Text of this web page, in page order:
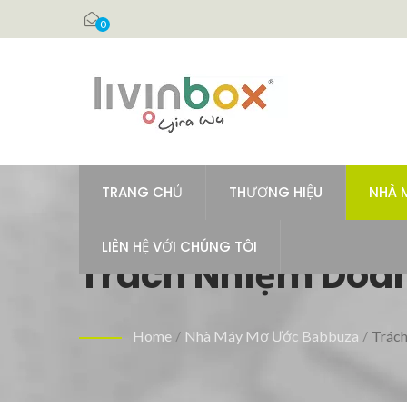
0
TRANG CHỦ THƯƠNG HIỆU NHÀ
LIÊN HỆ VỚI CHÚNG TÔI
Trách Nhiệm
Cho Các Vật
Home / Nhà Máy Mơ Ước Babbuza /